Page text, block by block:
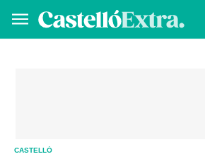
CASTELLÓ